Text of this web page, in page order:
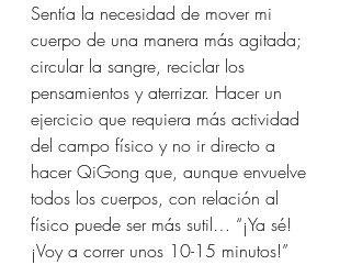
Sentía la necesidad de mover mi
cuerpo de una manera más agitada;
circular la sangre, reciclar los
pensamientos y aterrizar. Hacer un
ejercicio que requiera más actividad
del campo físico y no ir directo a
hacer QiGong que, aunque envuelve
todos los cuerpos, con relación al
físico puede ser más sutil… “¡Ya sé!
¡Voy a correr unos 10-15 minutos!”